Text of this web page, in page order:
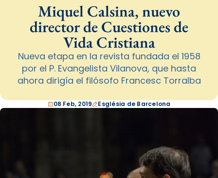
Miquel Calsina, nuevo
director de Cuestiones de
Vida Cristiana
Nueva etapa en la revista fundada el 1958
por el P. Evangelista Vilanova, que hasta
ahora dirigía el filósofo Francesc Torralba
08 Feb, 2019 Església de Barcelona